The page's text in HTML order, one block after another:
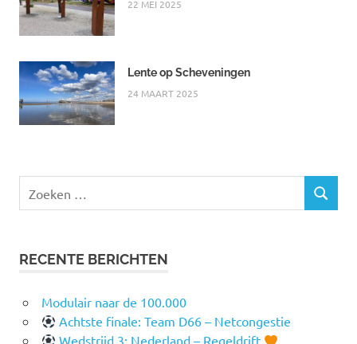
22 MEI 2025
Lente op Scheveningen
24 MAART 2025
naar:
ZOEKEN
RECENTE BERICHTEN
Modulair naar de 100.000
Achtste finale: Team D66 – Netcongestie
Wedstrijd 3: Nederland – Regeldrift